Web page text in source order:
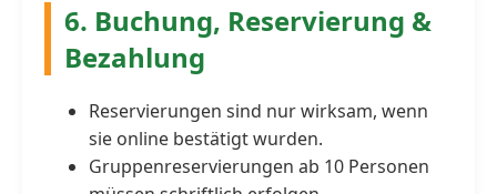
6. Buchung, Reservierung &
Bezahlung
Reservierungen sind nur wirksam, wenn
sie online bestätigt wurden.
Gruppenreservierungen ab 10 Personen